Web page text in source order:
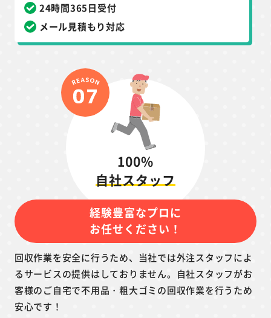
24時間365日受付
メール見積もり対応
100%
自社スタッフ
経験豊富なプロに
お任せください！
回収作業を安全に行うため、当社では外注スタッフによ
るサービスの提供はしておりません。自社スタッフがお
客様のご自宅で不用品・粗大ゴミの回収作業を行うため
安心です！